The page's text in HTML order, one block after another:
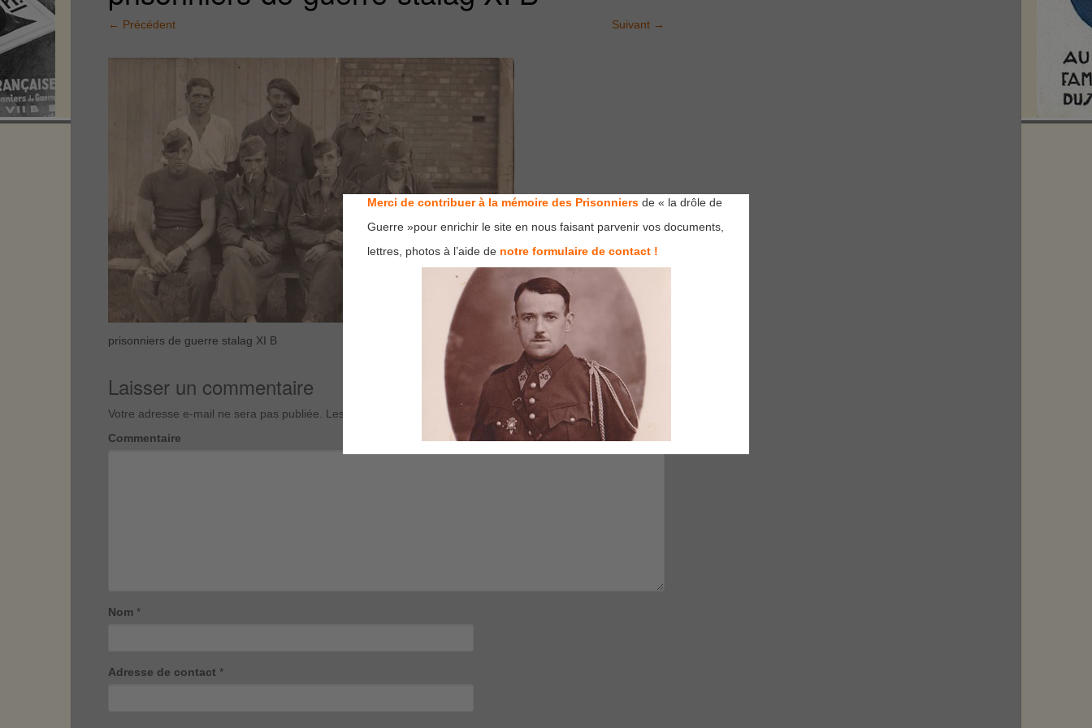
← Précédent Suivant →
prisonniers de guerre stalag XI B
Laisser un commentaire
Votre adresse e-mail ne sera pas publiée. Les champs obligatoires sont indiqués avec
Commentaire
Nom *
Adresse de contact *
Merci de contribuer à la mémoire des Prisonniers de « la drôle de
Guerre »pour enrichir le site en nous faisant parvenir vos documents,
lettres, photos à l’aide de notre formulaire de contact !